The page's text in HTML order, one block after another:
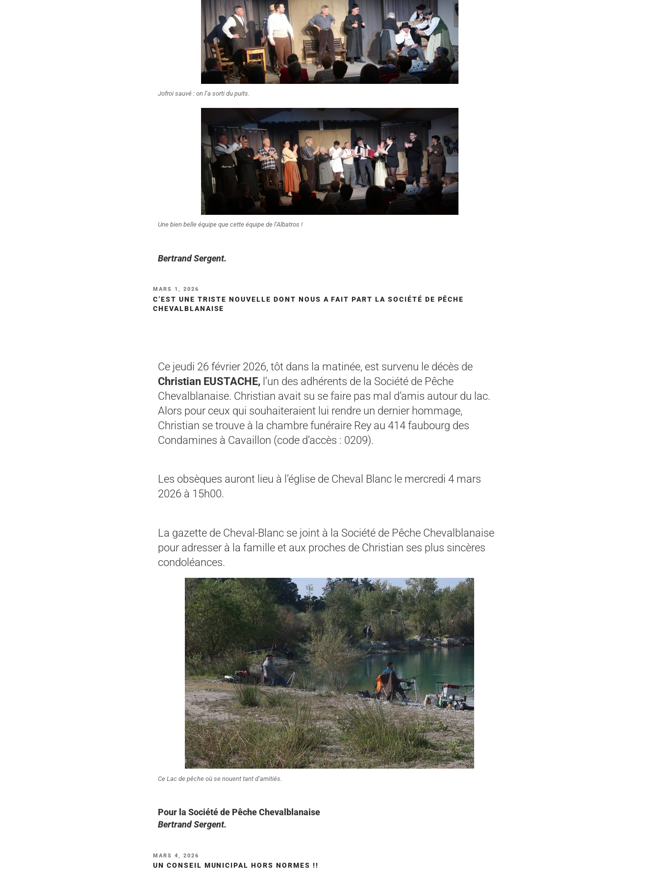
Jofroi sauvé : on l’a sorti du puits.
Une bien belle équipe que cette équipe de l’Albatros !
Bertrand Sergent.
MARS 1, 2026
C’EST UNE TRISTE NOUVELLE DONT NOUS A FAIT PART LA SOCIÉTÉ DE PÊCHE
CHEVALBLANAISE
Ce jeudi 26 février 2026, tôt dans la matinée, est survenu le décès de
Christian EUSTACHE, l’un des adhérents de la Société de Pêche
Chevalblanaise. Christian avait su se faire pas mal d’amis autour du lac.
Alors pour ceux qui souhaiteraient lui rendre un dernier hommage,
Christian se trouve à la chambre funéraire Rey au 414 faubourg des
Condamines à Cavaillon (code d’accès : 0209).
Les obsèques auront lieu à l’église de Cheval Blanc le mercredi 4 mars
2026 à 15h00.
La gazette de Cheval-Blanc se joint à la Société de Pêche Chevalblanaise
pour adresser à la famille et aux proches de Christian ses plus sincères
condoléances.
Ce Lac de pêche où se nouent tant d’amitiés.
Pour la Société de Pêche Chevalblanaise
Bertrand Sergent.
MARS 4, 2026
UN CONSEIL MUNICIPAL HORS NORMES !!